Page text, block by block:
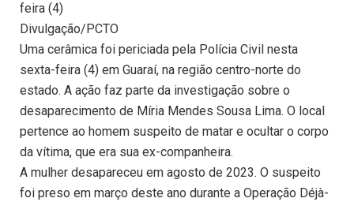
feira (4)
Divulgação/PCTO
Uma cerâmica foi periciada pela Polícia Civil nesta
sexta-feira (4) em Guaraí, na região centro-norte do
estado. A ação faz parte da investigação sobre o
desaparecimento de Míria Mendes Sousa Lima. O local
pertence ao homem suspeito de matar e ocultar o corpo
da vítima, que era sua ex-companheira.
A mulher desapareceu em agosto de 2023. O suspeito
foi preso em março deste ano durante a Operação Déjà-